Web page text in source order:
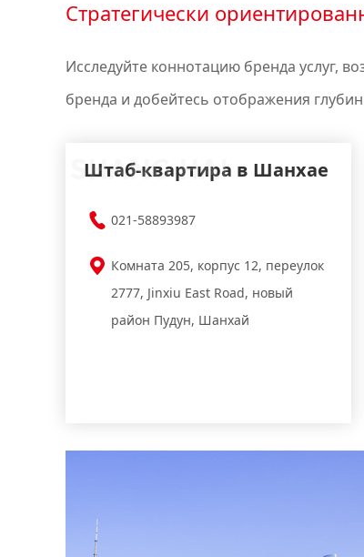
Стратегически
Исследуйте коннотацию бренда услуг,
бренда и добейтесь отображения
Штаб-квартира в Шанхае
SHANG HAI
021-58893987
Комната 205, корпус 12, переулок
2777, Jinxiu East Road, новый
район Пудун, Шанхай